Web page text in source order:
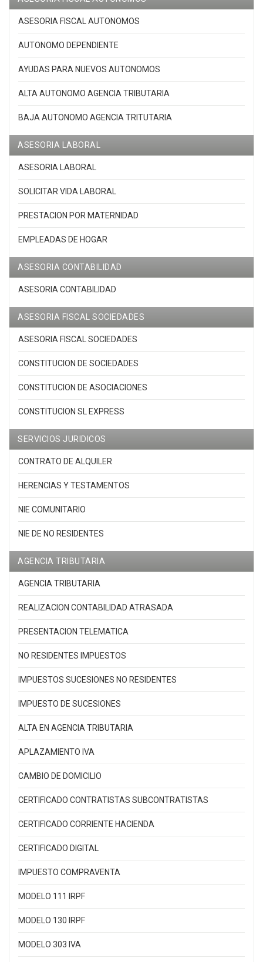
ASESORIA FISCAL AUTONOMOS
AUTONOMO DEPENDIENTE
AYUDAS PARA NUEVOS AUTONOMOS
ALTA AUTONOMO AGENCIA TRIBUTARIA
BAJA AUTONOMO AGENCIA TRITUTARIA
ASESORIA LABORAL
ASESORIA LABORAL
SOLICITAR VIDA LABORAL
PRESTACION POR MATERNIDAD
EMPLEADAS DE HOGAR
ASESORIA CONTABILIDAD
ASESORIA CONTABILIDAD
ASESORIA FISCAL SOCIEDADES
ASESORIA FISCAL SOCIEDADES
CONSTITUCION DE SOCIEDADES
CONSTITUCION DE ASOCIACIONES
CONSTITUCION SL EXPRESS
SERVICIOS JURIDICOS
CONTRATO DE ALQUILER
HERENCIAS Y TESTAMENTOS
NIE COMUNITARIO
NIE DE NO RESIDENTES
AGENCIA TRIBUTARIA
AGENCIA TRIBUTARIA
REALIZACION CONTABILIDAD ATRASADA
PRESENTACION TELEMATICA
NO RESIDENTES IMPUESTOS
IMPUESTOS SUCESIONES NO RESIDENTES
IMPUESTO DE SUCESIONES
ALTA EN AGENCIA TRIBUTARIA
APLAZAMIENTO IVA
CAMBIO DE DOMICILIO
CERTIFICADO CONTRATISTAS SUBCONTRATISTAS
CERTIFICADO CORRIENTE HACIENDA
CERTIFICADO DIGITAL
IMPUESTO COMPRAVENTA
MODELO 111 IRPF
MODELO 130 IRPF
MODELO 303 IVA